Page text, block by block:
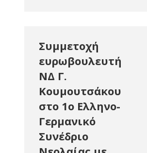
Συμμετοχή
ευρωβουλευτή
ΝΔ Γ.
Κουμουτσάκου
στο 1ο Ελληνο-
Γερμανικό
Συνέδριο